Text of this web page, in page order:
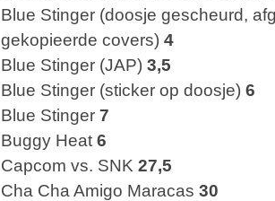
Blue Stinger (doosje gescheurd,
gekopieerde covers) 4
Blue Stinger (JAP) 3,5
Blue Stinger (sticker op doosje) 6
Blue Stinger 7
Buggy Heat 6
Capcom vs. SNK 27,5
Cha Cha Amigo Maracas 30